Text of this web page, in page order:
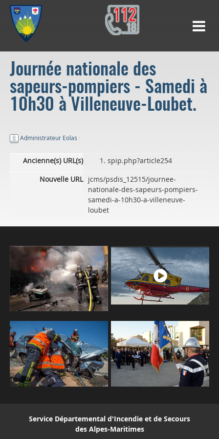
Journée nationale des
sapeurs-pompiers - Samedi à
10h30 à Villeneuve-Loubet.
Administrateur Eolas ·
Ancienne(s) URL(s)
spip.php?article254
Nouvelle URL jcms/psdis_12515/journee-
nationale-des-sapeurs-pompiers-
samedi-a-10h30-a-villeneuve-
loubet
Service Départemental d'Incendie et de Secours
des Alpes-Maritimes